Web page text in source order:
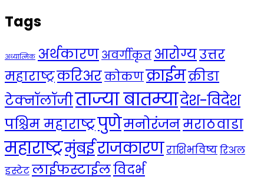
Tags
अध्यात्मिक अर्थकारणअवर्गीकृत आरोग्यउत्तर
महाराष्ट्रकरिअरकोकणक्राईमक्रीडा
टेक्नॉलॉजीताज्या बातम्यादेश-विदेश
पश्चिम महाराष्ट्रपुणेमनोरंजनमराठवाडा
महाराष्ट्रमुंबईराजकारणराशिभविष्यरिअल
इस्टेटलाईफस्टाईलविदर्भ